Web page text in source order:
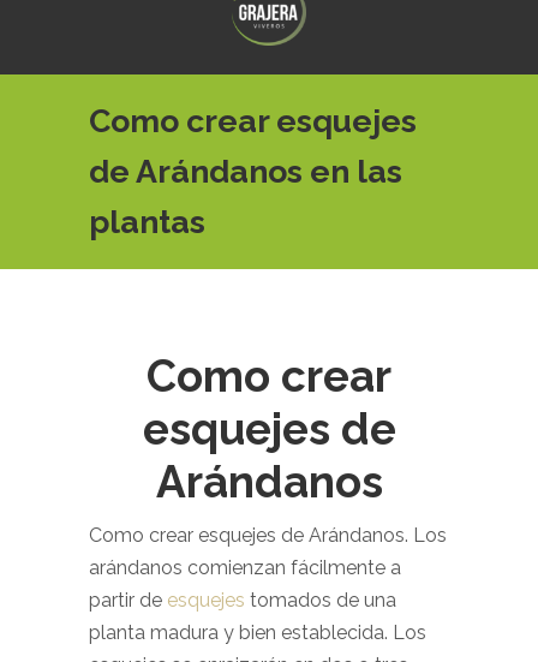
Como crear esquejes
de Arándanos en las
plantas
Como crear
esquejes de
Arándanos
Como crear esquejes de Arándanos. Los
arándanos comienzan fácilmente a
partir de esquejes tomados de una
planta madura y bien establecida. Los